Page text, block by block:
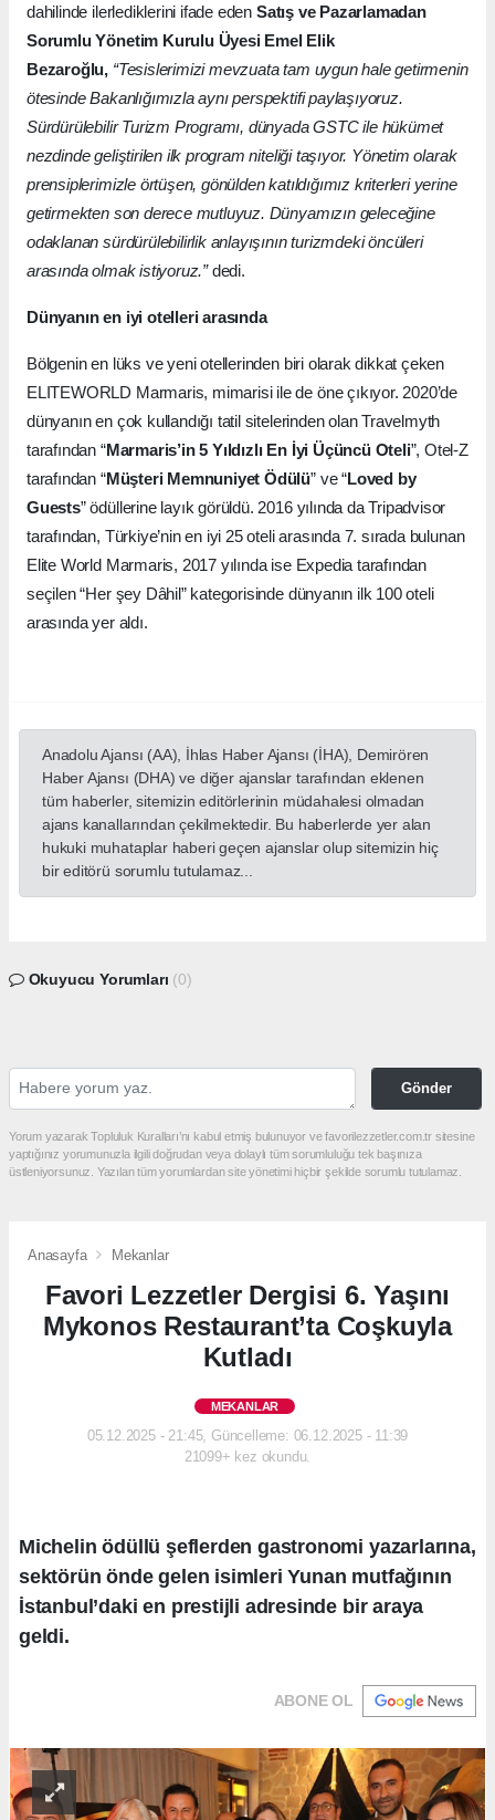
dahilinde ilerlediklerini ifade eden Satış ve Pazarlamadan
Sorumlu Yönetim Kurulu Üyesi Emel Elik
Bezaroğlu, “Tesislerimizi mevzuata tam uygun hale getirmenin
ötesinde Bakanlığımızla aynı perspektifi paylaşıyoruz.
Sürdürülebilir Turizm Programı, dünyada GSTC ile hükümet
nezdinde geliştirilen ilk program niteliği taşıyor. Yönetim olarak
prensiplerimizle örtüşen, gönülden katıldığımız kriterleri yerine
getirmekten son derece mutluyuz. Dünyamızın geleceğine
odaklanan sürdürülebilirlik anlayışının turizmdeki öncüleri
arasında olmak istiyoruz.”dedi.
Dünyanın en iyi otelleri arasında
Bölgenin en lüks ve yeni otellerinden biri olarak dikkat çeken
ELITEWORLD Marmaris, mimarisi ile de öne çıkıyor. 2020’de
dünyanın en çok kullandığı tatil sitelerinden olan Travelmyth
tarafından “Marmaris’in 5 Yıldızlı En İyi Üçüncü Oteli”, Otel-Z
tarafından “Müşteri Memnuniyet Ödülü” ve “Loved by
Guests” ödüllerine layık görüldü. 2016 yılında da Tripadvisor
tarafından, Türkiye’nin en iyi 25 oteli arasında 7. sırada bulunan
Elite World Marmaris, 2017 yılında ise Expedia tarafından
seçilen “Her şey Dâhil” kategorisinde dünyanın ilk 100 oteli
arasında yer aldı.
Anadolu Ajansı (AA), İhlas Haber Ajansı (İHA), Demirören
Haber Ajansı (DHA) ve diğer ajanslar tarafından eklenen
tüm haberler, sitemizin editörlerinin müdahalesi olmadan
ajans kanallarından çekilmektedir. Bu haberlerde yer alan
hukuki muhataplar haberi geçen ajanslar olup sitemizin hiç
bir editörü sorumlu tutulamaz...
Okuyucu Yorumları (0)
Gönder
Yorum yazarak Topluluk Kuralları’nı kabul etmiş bulunuyor ve favorilezzetler.com.tr sitesine
yaptığınız yorumunuzla ilgili doğrudan veya dolaylı tüm sorumluluğu tek başınıza
üstleniyorsunuz. Yazılan tüm yorumlardan site yönetimi hiçbir şekilde sorumlu tutulamaz.
Anasayfa Mekanlar
Favori Lezzetler Dergisi 6. Yaşını
Mykonos Restaurant’ta Coşkuyla
Kutladı
MEKANLAR
05.12.2025 - 21:45, Güncelleme: 06.12.2025 - 11:39
21099+ kez okundu.
Michelin ödüllü şeflerden gastronomi yazarlarına,
sektörün önde gelen isimleri Yunan mutfağının
İstanbul’daki en prestijli adresinde bir araya
geldi.
ABONE OL